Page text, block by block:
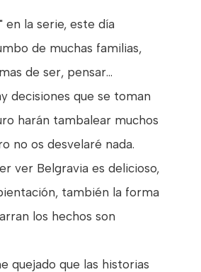
en la serie, este día
de muchas familias,
de ser, pensar...
decisiones que se toman
harán tambalear muchos
no os desvelaré nada.
ver Belgravia es delicioso,
también la forma
los hechos son
quejado que las historias